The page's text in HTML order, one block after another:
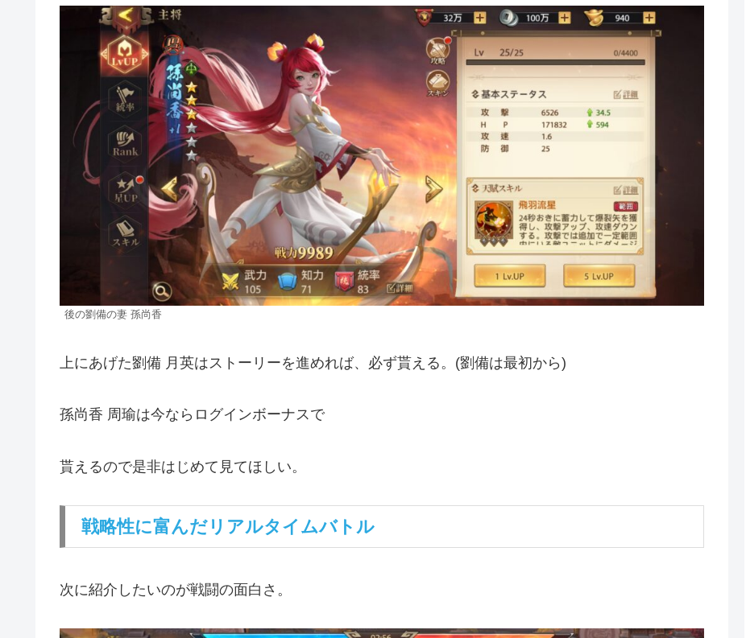
後の劉備の妻 孫尚香
上にあげた劉備 月英はストーリーを進めれば、必ず貰える。(劉備は最初から)
孫尚香 周瑜は今ならログインボーナスで
貰えるので是非はじめて見てほしい。
戦略性に富んだリアルタイムバトル
次に紹介したいのが戦闘の面白さ。